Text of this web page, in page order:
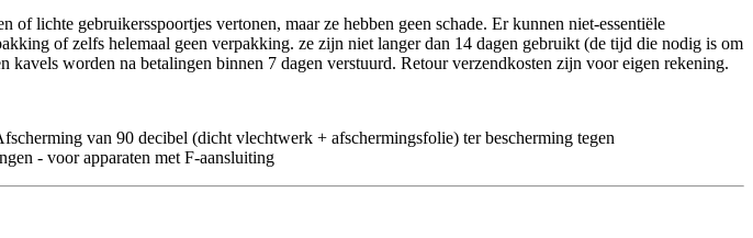
lichte gebruikersspoortjes vertonen, maar ze hebben geen schade. Er kunnen niet-essentiële
of zelfs helemaal geen verpakking. ze zijn niet langer dan 14 dagen gebruikt (de tijd die nodig is om
worden na betalingen binnen 7 dagen verstuurd. Retour verzendkosten zijn voor eigen rekening.
van 90 decibel (dicht vlechtwerk + afschermingsfolie) ter bescherming tegen
- voor apparaten met F-aansluiting